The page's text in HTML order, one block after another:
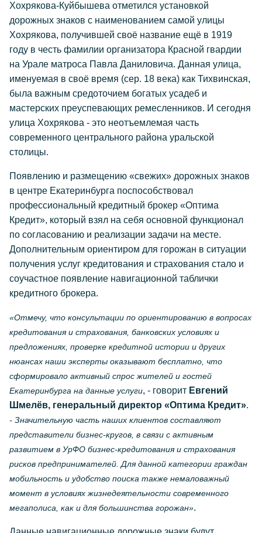
Хохрякова-Куйбышева отметился установкой
дорожных знаков с наименованием самой улицы
Хохрякова, получившей своё название ещё в 1919
году в честь фамилии организатора Красной гвардии
на Урале матроса Павла Даниловича. Данная улица,
именуемая в своё время (сер. 18 века) как Тихвинская,
была важным средоточием богатых усадеб и
мастерских преуспевающих ремесленников. И сегодня
улица Хохрякова - это неотъемлемая часть
современного центрального района уральской
столицы.
Появлению и размещению «свежих» дорожных знаков
в центре Екатеринбурга поспособствовал
профессиональный кредитный брокер «Оптима
Кредит», который взял на себя основной функционал
по согласованию и реализации задачи на месте.
Дополнительным ориентиром для горожан в ситуации
получения услуг кредитования и страхования стало и
соучастное появление навигационной таблички
кредитного брокера.
«Отмечу, что консультации по ориентированию в вопросах
кредитования и страхования, банковских условиях и
предложениях, проверке кредитной истории и других
нюансах наши эксперты оказывают бесплатно, что
сформировало активный спрос жителей и гостей
Екатеринбурга на данные услуги, - говорит Евгений
Шмелёв, генеральный директор «Оптима Кредит».
- Значительную часть наших клиентов составляют
представители бизнес-кругов, в связи с активным
развитием в УрФО бизнес-кредитования и страхования
рисков предпринимателей. Для данной категории граждан
мобильность и удобство поиска также немаловажный
момент в условиях жизнедеятельности современного
мегаполиса, как и для большинства горожан».